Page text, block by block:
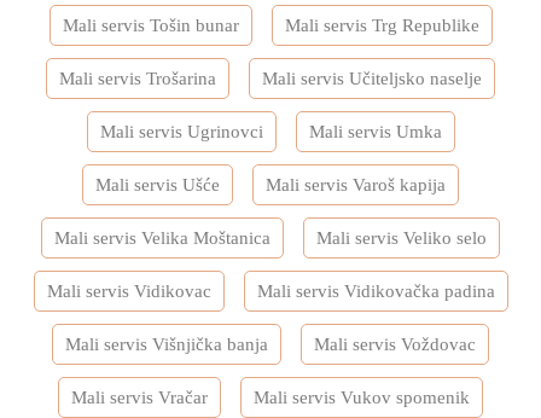
Mali servis Tošin bunar Mali servis Trg Republike
Mali servis Trošarina Mali servis Učiteljsko naselje
Mali servis Ugrinovci Mali servis Umka
Mali servis Ušće Mali servis Varoš kapija
Mali servis Velika Moštanica Mali servis Veliko selo
Mali servis Vidikovac Mali servis Vidikovačka padina
Mali servis Višnjička banja Mali servis Voždovac
Mali servis Vračar Mali servis Vukov spomenik